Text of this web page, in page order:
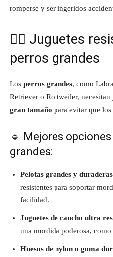
romperse y ser ingeridos
🐕‍🦺 Juguetes
perros grandes
Los perros grandes, como
Retriever o Rottweiler, necesitan
gran tamaño para evitar que
🔹 Mejores
grandes:
Pelotas grandes y
resistentes para soportar
facilidad.
Juguetes de caucho ultra
una mordida poderosa,
Huesos de nylon o goma